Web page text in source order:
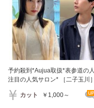
予約殺到*Aujua取扱*表参道の
注目の人気サロン* ［二子玉川］
カット ￥1,000～